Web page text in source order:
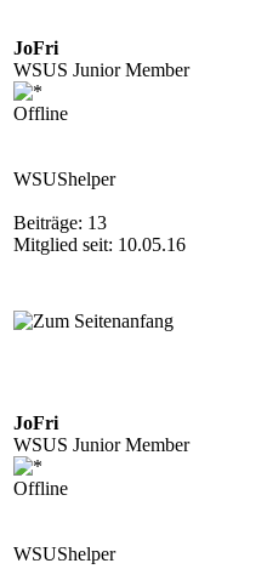
JoFri
WSUS Junior Member
Offline
WSUShelper
Beiträge: 13
Mitglied seit: 10.05.16
JoFri
WSUS Junior Member
Offline
WSUShelper